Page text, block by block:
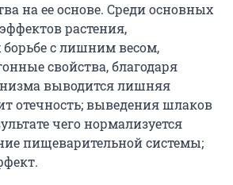
на ее основе. Среди основных
растения,
с лишним весом,
свойства, благодаря
выводится лишняя
отечность; выведения шлаков
чего нормализуется
пищеварительной системы;